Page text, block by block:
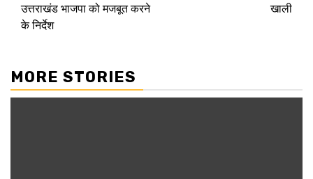
उत्तराखंड भाजपा को मजबूत करने
के निर्देश
खाली
MORE STORIES